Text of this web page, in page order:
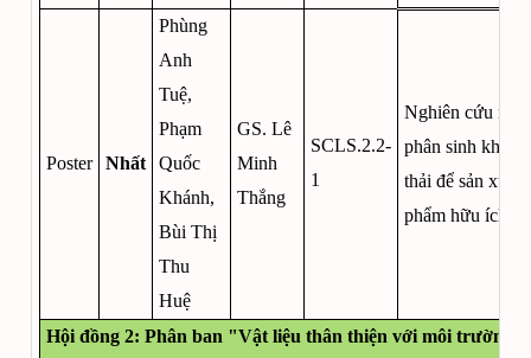
Poster Nhất
Phùng
Anh
Tuệ,
Phạm
Quốc
Khánh,
Bùi Thị
Thu
Huệ
GS. Lê
Minh
Thắng
SCLS.2.2-
1
Nghiên cứu
phân sinh khối
thải để sản xuất
phẩm hữu ích
Hội đồng 2: Phân ban "Vật liệu thân thiện với môi trường -